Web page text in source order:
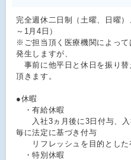
完全週休二日制（土曜、日曜
～1月4日）
※ご担当頂く医療機関によっ
発生しますが、
事前に他平日と休日を振り替
頂きます。
●休暇
・有給休暇
入社3ヵ月後に3日付与、入
毎に法定に基づき付与
リフレッシュを目的とした
・特別休暇